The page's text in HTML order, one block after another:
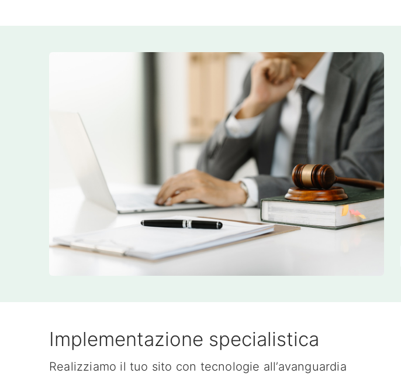
Implementazione specialistica
Realizziamo il tuo sito con tecnologie all’avanguardia